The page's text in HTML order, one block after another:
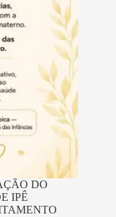
DO
IPÊ